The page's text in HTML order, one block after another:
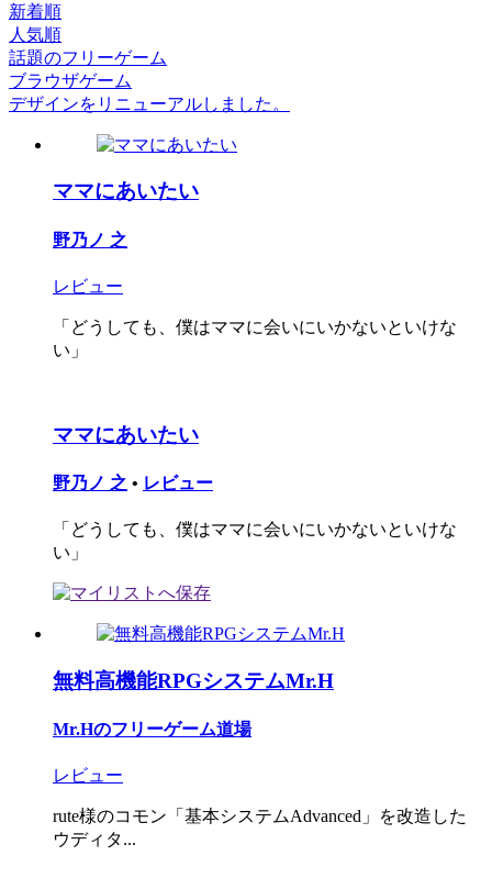
新着順
人気順
話題のフリーゲーム
ブラウザゲーム
デザインをリニューアルしました。
ママにあいたい
野乃ノ 之
レビュー
「どうしても、僕はママに会いにいかないといけな
い」
ママにあいたい
野乃ノ 之 • レビュー
「どうしても、僕はママに会いにいかないといけな
い」
無料高機能RPGシステムMr.H
Mr.Hのフリーゲーム道場
レビュー
rute様のコモン「基本システムAdvanced」を改造した
ウディタ...